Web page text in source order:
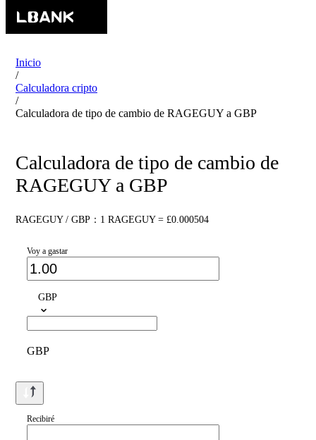
Inicio
/
Calculadora cripto
/
Calculadora de tipo de cambio de RAGEGUY a GBP
Calculadora de tipo de cambio de
RAGEGUY a GBP
RAGEGUY / GBP：1 RAGEGUY = £0.000504
Voy a gastar
GBP
GBP
Recibiré